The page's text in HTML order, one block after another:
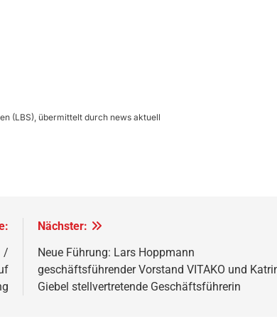
(LBS), übermittelt durch news aktuell
/
Nächster:
Neue Führung: Lars Hoppmann
geschäftsführender Vorstand VITAKO und
Giebel stellvertretende Geschäftsführerin